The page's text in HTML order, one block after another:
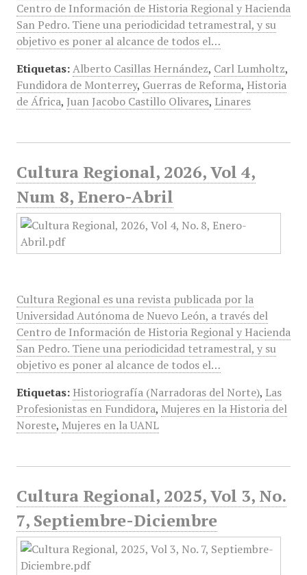
Centro de Información de Historia Regional y Hacienda
San Pedro. Tiene una periodicidad tetramestral, y su
objetivo es poner al alcance de todos el…
Etiquetas: Alberto Casillas Hernández, Carl Lumholtz,
Fundidora de Monterrey, Guerras de Reforma, Historia
de África, Juan Jacobo Castillo Olivares, Linares
Cultura Regional, 2026, Vol 4,
Num 8, Enero-Abril
Cultura Regional es una revista publicada por la
Universidad Autónoma de Nuevo León, a través del
Centro de Información de Historia Regional y Hacienda
San Pedro. Tiene una periodicidad tetramestral, y su
objetivo es poner al alcance de todos el…
Etiquetas: Historiografía (Narradoras del Norte), Las
Profesionistas en Fundidora, Mujeres en la Historia del
Noreste, Mujeres en la UANL
Cultura Regional, 2025, Vol 3, No.
7, Septiembre-Diciembre